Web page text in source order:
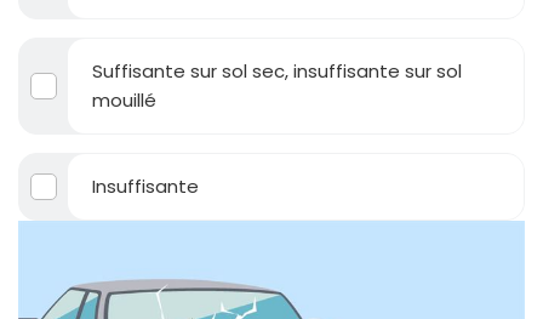
Suffisante sur sol sec, insuffisante sur sol
mouillé
Insuffisante